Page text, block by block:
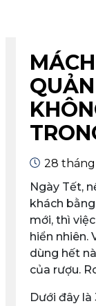
28
Ngày Tết,
khách
mới, thì
hiển nhiên.
dùng hết
của rượu.
Dưới đây